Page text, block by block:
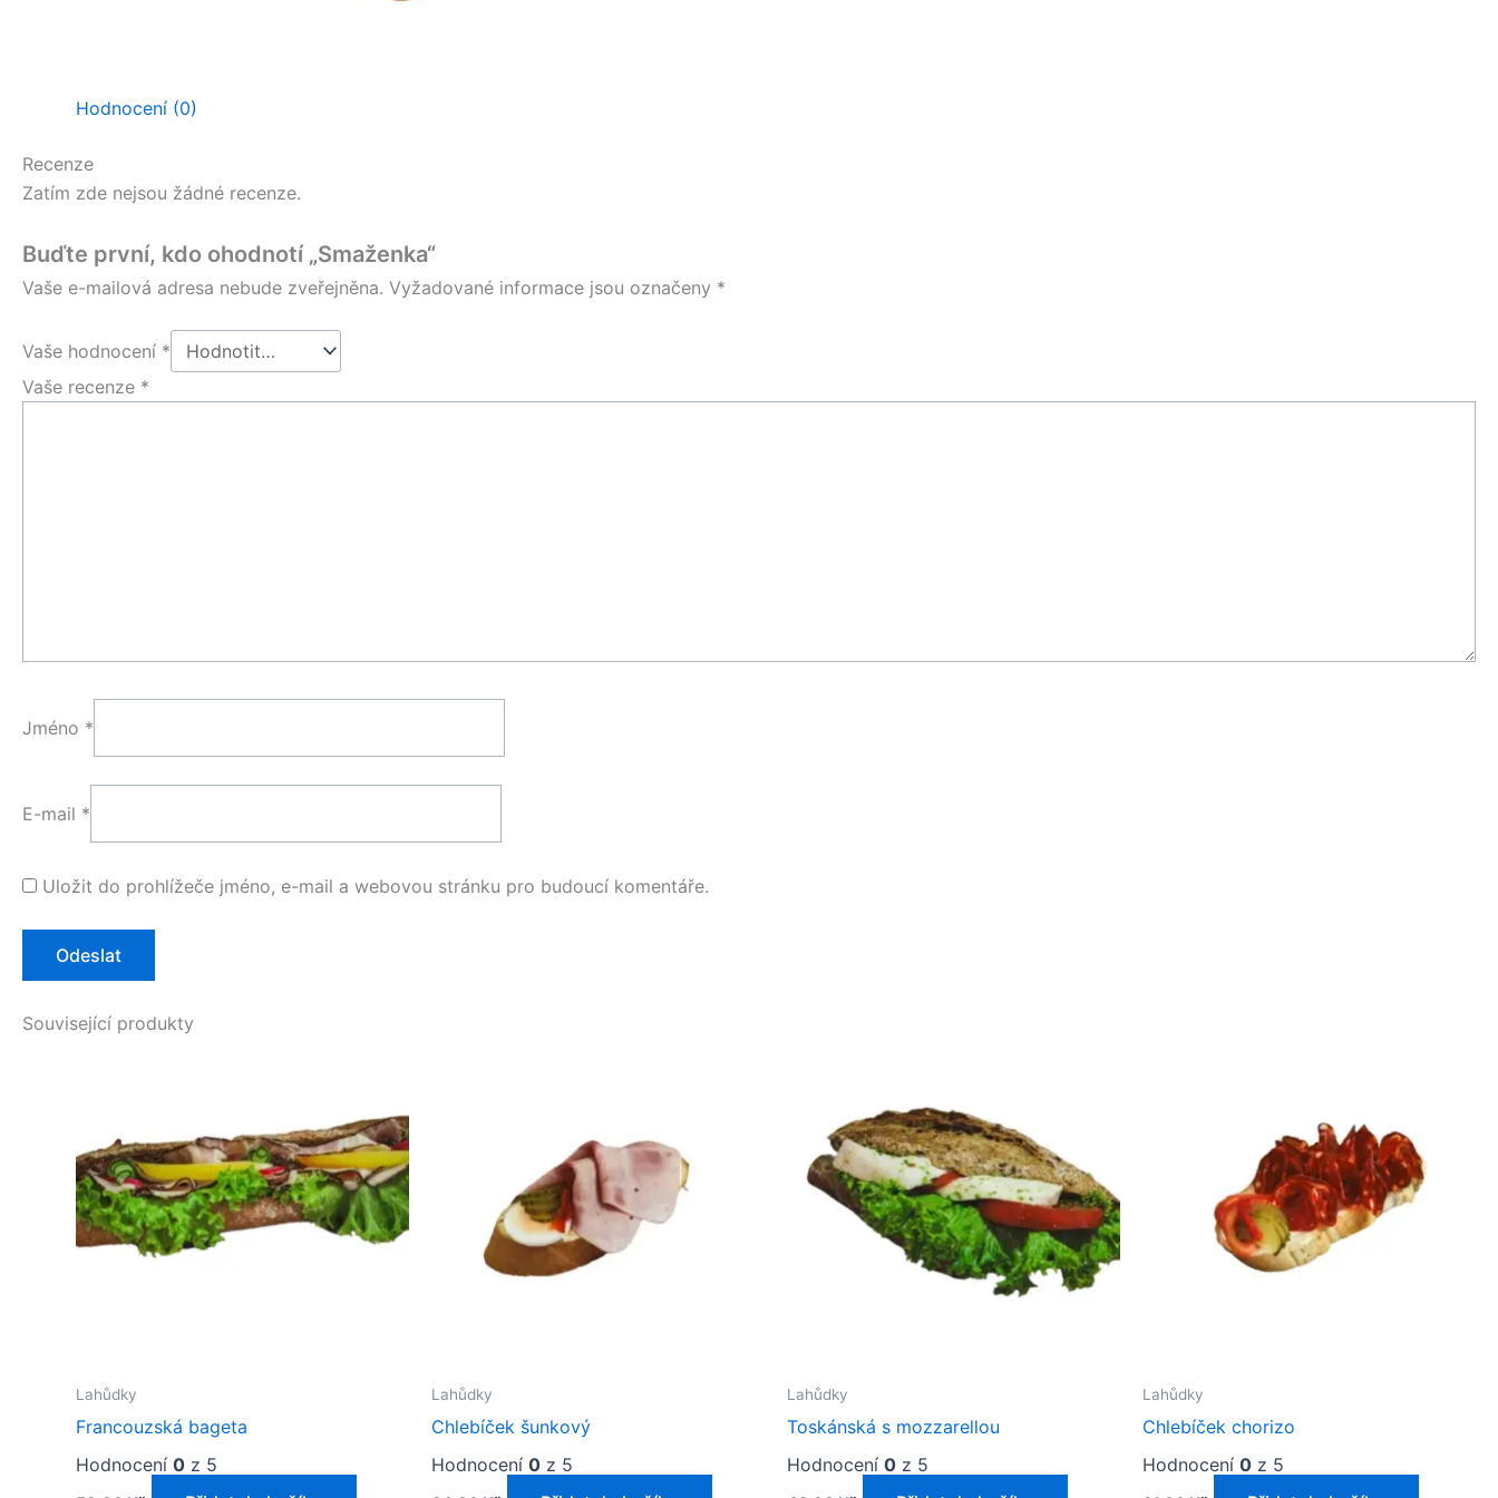
Hodnocení (0)
Recenze
Zatím zde nejsou žádné recenze.
Buďte první, kdo ohodnotí „Smaženka“
Vaše e-mailová adresa nebude zveřejněna. Vyžadované informace jsou označeny *
Vaše hodnocení *
Vaše recenze *
Jméno *
E-mail *
Uložit do prohlížeče jméno, e-mail a webovou stránku pro budoucí komentáře.
Související produkty
Lahůdky
Francouzská bageta
Hodnocení 0 z 5
Lahůdky
Chlebíček šunkový
Hodnocení 0 z 5
Lahůdky
Toskánská s mozzarellou
Hodnocení 0 z 5
Lahůdky
Chlebíček chorizo
Hodnocení 0 z 5